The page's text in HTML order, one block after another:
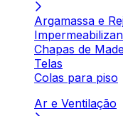
Argamassa e
Chapas de
Telas
Colas para piso
Ar e Ventilação